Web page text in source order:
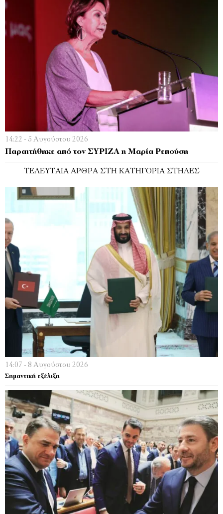
14:22 - 5 Αυγούστου 2026
Παραιτήθηκε από τον ΣΥΡΙΖΑ η Μαρία Ρεπούση
ΤΕΛΕΥΤΑΊΑ ΆΡΘΡΑ ΣΤΗ ΚΑΤΗΓΟΡΊΑ ΣΤΉΛΕΣ
14:07 - 8 Αυγούστου 2026
Σημαντική εξέλιξη